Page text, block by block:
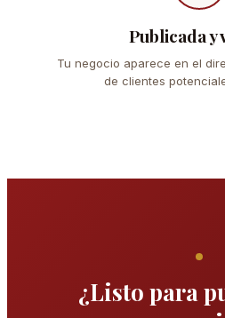
Publicada y
Tu negocio aparece en el
de clientes
¿Listo para